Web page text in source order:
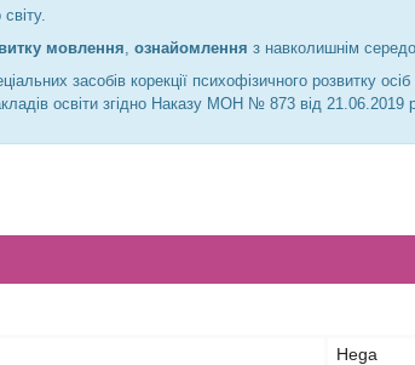
мовлення, ознайомлення з навколишнім
засобів корекції психофізичного розвитку
освіти згідно Наказу МОН № 873 від
Hega